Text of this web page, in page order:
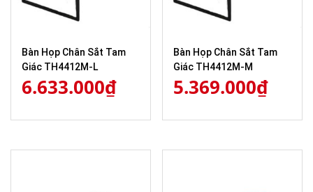
Bàn Họp Chân Sắt Tam
Giác TH4412M-L
6.633.000₫
Bàn Họp Chân Sắt Tam
Giác TH4412M-M
5.369.000₫